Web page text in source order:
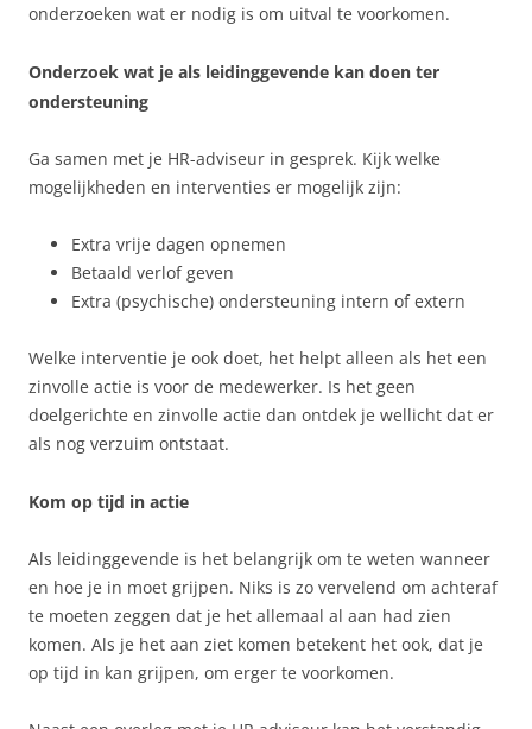
onderzoeken wat er nodig is om uitval te voorkomen.
Onderzoek wat je als leidinggevende kan doen ter
ondersteuning
Ga samen met je HR-adviseur in gesprek. Kijk welke
mogelijkheden en interventies er mogelijk zijn:
Extra vrije dagen opnemen
Betaald verlof geven
Extra (psychische) ondersteuning intern of extern
Welke interventie je ook doet, het helpt alleen als het een
zinvolle actie is voor de medewerker. Is het geen
doelgerichte en zinvolle actie dan ontdek je wellicht dat er
als nog verzuim ontstaat.
Kom op tijd in actie
Als leidinggevende is het belangrijk om te weten wanneer
en hoe je in moet grijpen. Niks is zo vervelend om achteraf
te moeten zeggen dat je het allemaal al aan had zien
komen. Als je het aan ziet komen betekent het ook, dat je
op tijd in kan grijpen, om erger te voorkomen.